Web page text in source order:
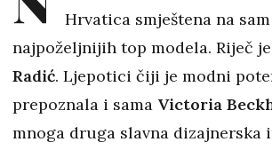
Hrvatica smještena na
najpoželjnijih top modela. Riječ
Radić. Ljepotici čiji je modni
prepoznala i sama Victoria
mnoga druga slavna dizajnerska